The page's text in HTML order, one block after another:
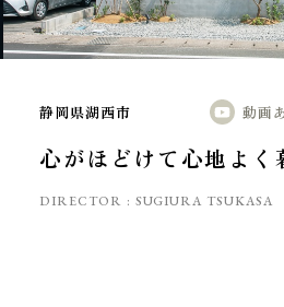
静岡県湖西市 動画
心がほどけて心地よく
DIRECTOR : SUGIURA TSUKASA